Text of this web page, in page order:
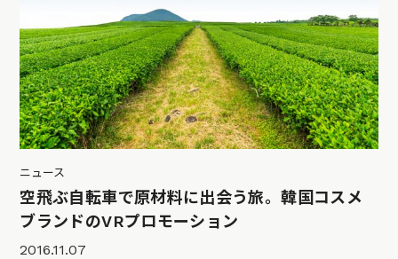
ニュース
空飛ぶ自転車で原材料に出会う旅。韓国コスメ
ブランドのVRプロモーション
2016.11.07